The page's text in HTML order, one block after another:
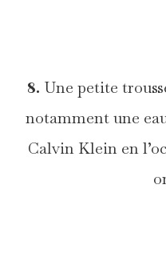
8. Une petite
notamment une
Calvin Klein en